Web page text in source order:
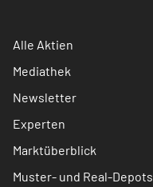
Alle Aktien
Mediathek
Newsletter
Experten
Marktüberblick
Muster- und Real-Depots